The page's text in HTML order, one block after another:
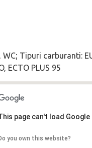
Tipuri carburanti:
ECTO PLUS 95
page can't load
you own this website?